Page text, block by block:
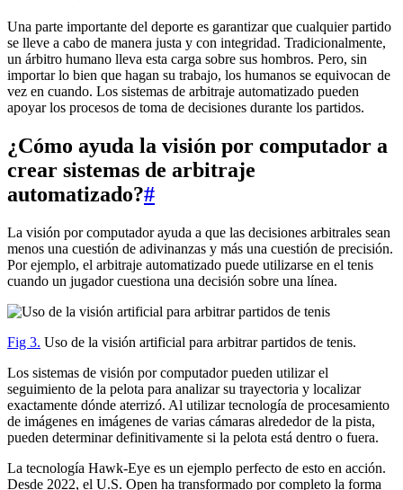
Una parte importante del deporte es garantizar que cualquier partido
se lleve a cabo de manera justa y con integridad. Tradicionalmente,
un árbitro humano lleva esta carga sobre sus hombros. Pero, sin
importar lo bien que hagan su trabajo, los humanos se equivocan de
vez en cuando. Los sistemas de arbitraje automatizado pueden
apoyar los procesos de toma de decisiones durante los partidos.
¿Cómo ayuda la visión por computador a
crear sistemas de arbitraje
automatizado?#
La visión por computador ayuda a que las decisiones arbitrales sean
menos una cuestión de adivinanzas y más una cuestión de precisión.
Por ejemplo, el arbitraje automatizado puede utilizarse en el tenis
cuando un jugador cuestiona una decisión sobre una línea.
Fig 3. Uso de la visión artificial para arbitrar partidos de tenis.
Los sistemas de visión por computador pueden utilizar el
seguimiento de la pelota para analizar su trayectoria y localizar
exactamente dónde aterrizó. Al utilizar tecnología de procesamiento
de imágenes en imágenes de varias cámaras alrededor de la pista,
pueden determinar definitivamente si la pelota está dentro o fuera.
La tecnología Hawk-Eye es un ejemplo perfecto de esto en acción.
Desde 2022, el U.S. Open ha transformado por completo la forma